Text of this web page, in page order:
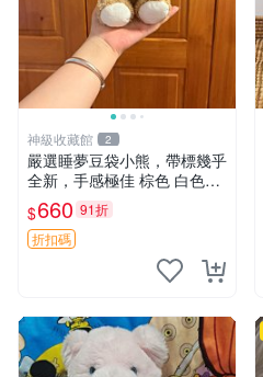
神級收藏館 2
嚴選睡夢豆袋小熊，帶標幾乎
全新，手感極佳 棕色 白色腳
掌 60包 睡枕 豆袋抱枕
$660 91折
折扣碼